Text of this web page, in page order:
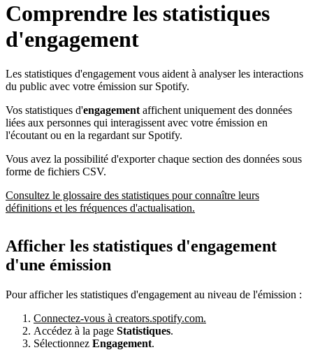
Comprendre les statistiques
d'engagement
Les statistiques d'engagement vous aident à analyser les interactions
du public avec votre émission sur Spotify.
Vos statistiques d'engagement affichent uniquement des données
liées aux personnes qui interagissent avec votre émission en
l'écoutant ou en la regardant sur Spotify.
Vous avez la possibilité d'exporter chaque section des données sous
forme de fichiers CSV.
Consultez le glossaire des statistiques pour connaître leurs
définitions et les fréquences d'actualisation.
Afficher les statistiques d'engagement
d'une émission
Pour afficher les statistiques d'engagement au niveau de l'émission :
Connectez-vous à creators.spotify.com.
Accédez à la page Statistiques.
Sélectionnez Engagement.